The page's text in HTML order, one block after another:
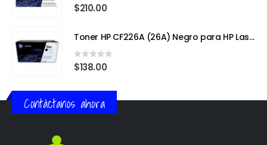
0out of 5
$210.00
Toner HP CF226A (26A) Negro para HP LaserJet Pro M402
0out of 5
$138.00
Contáctanos ahora